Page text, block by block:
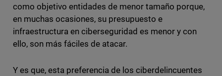
como objetivo entidades de menor tamaño porque,
en muchas ocasiones, su presupuesto e
infraestructura en ciberseguridad es menor y con
ello, son más fáciles de atacar.
Y es que, esta preferencia de los ciberdelincuentes